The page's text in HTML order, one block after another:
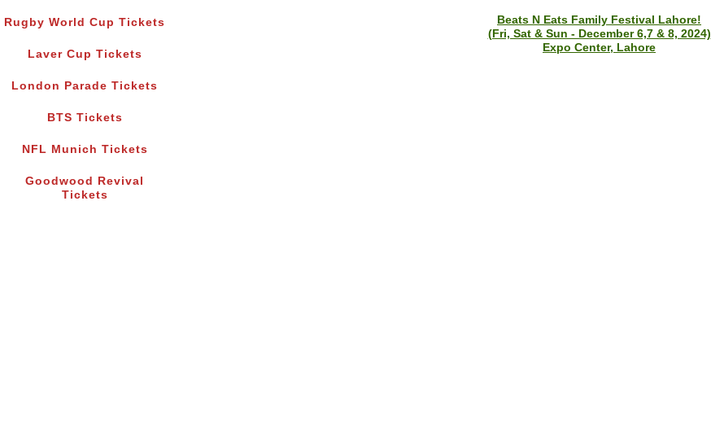
Rugby World Cup Tickets
Laver Cup Tickets
London Parade Tickets
BTS Tickets
NFL Munich Tickets
Goodwood Revival
Tickets
Beats N Eats Family Festival Lahore!
(Fri, Sat & Sun - December 6,7 & 8, 2024)
Expo Center, Lahore